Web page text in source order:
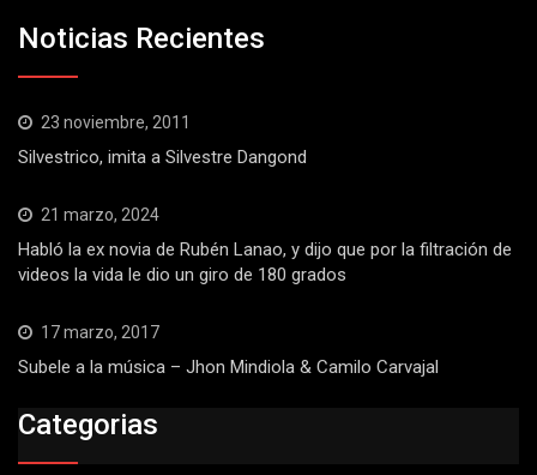
Noticias Recientes
23 noviembre, 2011
Silvestrico, imita a Silvestre Dangond
21 marzo, 2024
Habló la ex novia de Rubén Lanao, y dijo que por la filtración de
videos la vida le dio un giro de 180 grados
17 marzo, 2017
Subele a la música – Jhon Mindiola & Camilo Carvajal
Categorias